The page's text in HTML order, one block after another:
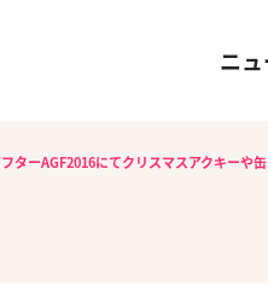
ニ
フターAGF2016にてクリスマスアクキーや